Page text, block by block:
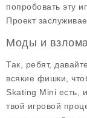
попробовать эту
Проект
Моды и
Так, ребят,
всякие фишки,
Skating Mini есть,
твой игровой